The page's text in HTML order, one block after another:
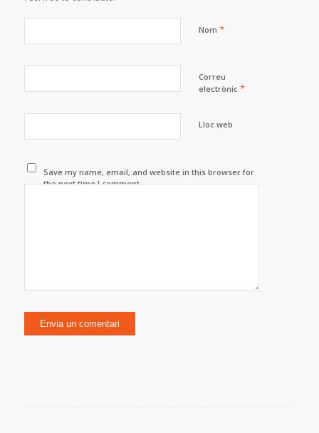
Nom *
Correu
electrònic *
Lloc web
Save my name, email, and website in this browser for
the next time I comment.